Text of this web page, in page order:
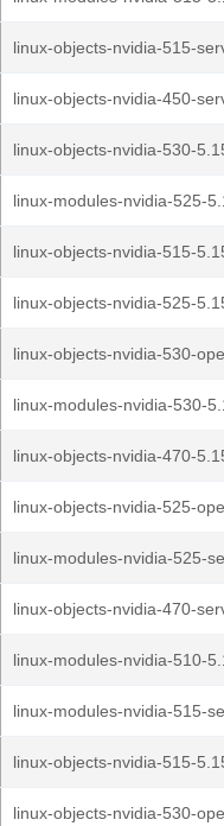
linux-objects-nvidia-515-
linux-objects-nvidia-450-
linux-objects-nvidia-530-
linux-modules-nvidia-525-
linux-objects-nvidia-515-
linux-objects-nvidia-525-
linux-objects-nvidia-530-
linux-modules-nvidia-530-
linux-objects-nvidia-470-
linux-objects-nvidia-525-
linux-modules-nvidia-525-
linux-objects-nvidia-470-
linux-modules-nvidia-510-
linux-modules-nvidia-515-
linux-objects-nvidia-515-
linux-objects-nvidia-530-